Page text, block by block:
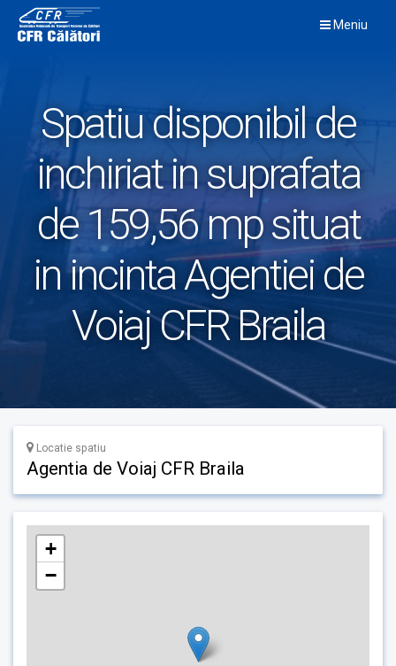
content
Meniu
Spatiu disponibil de
inchiriat in suprafata
de 159,56 mp situat
in incinta Agentiei de
Voiaj CFR Braila
Locatie spatiu
Agentia de Voiaj CFR Braila
+
−